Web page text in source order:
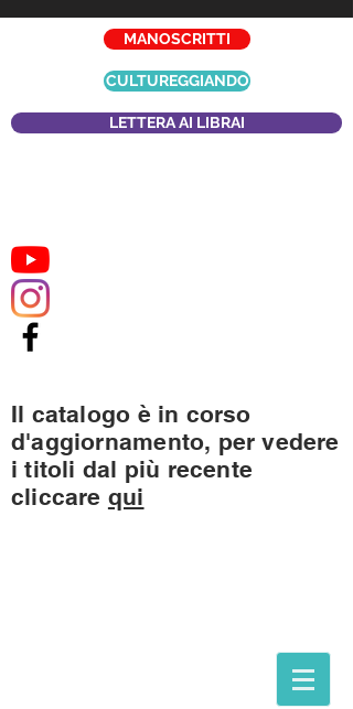
MANOSCRITTI
CULTUREGGIANDO
LETTERA AI LIBRAI
Il catalogo è in corso
d'aggiornamento, per vedere
i titoli dal più recente
cliccare qui